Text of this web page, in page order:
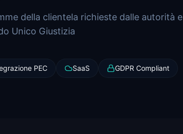
della clientela richieste dalle autorità e
Unico Giustizia
PEC SaaS GDPR Compliant